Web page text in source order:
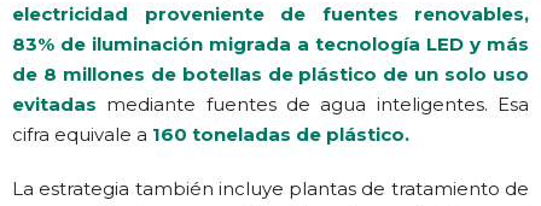
electricidad proveniente de fuentes renovables,
83% de iluminación migrada a tecnología LED y más
de 8 millones de botellas de plástico de un solo uso
evitadas mediante fuentes de agua inteligentes. Esa
cifra equivale a 160 toneladas de plástico.
La estrategia también incluye plantas de tratamiento de